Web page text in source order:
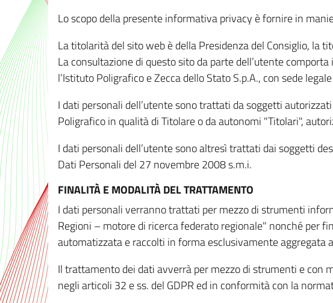
Lo scopo della presente informativa privacy è fornire in
La titolarità del sito web è della Presidenza del Consiglio, la
La consultazione di questo sito da parte dell’utente
l’Istituto Poligrafico e Zecca dello Stato S.p.A., con sede
I dati personali dell’utente sono trattati da soggetti
Poligrafico in qualità di Titolare o da autonomi "Titolari",
I dati personali dell’utente sono altresì trattati dai soggetti
Dati Personali del 27 novembre 2008 s.m.i.
FINALITÀ E MODALITÀ DEL TRATTAMENTO
I dati personali verranno trattati per mezzo di strumenti
Regioni – motore di ricerca federato regionale" nonché per
automatizzata e raccolti in forma esclusivamente
Il trattamento dei dati avverrà per mezzo di strumenti e con
negli articoli 32 e ss. del GDPR ed in conformità con la